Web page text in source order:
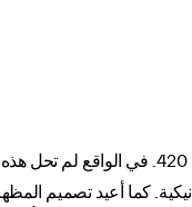
الميكانيكية. كما أعيد